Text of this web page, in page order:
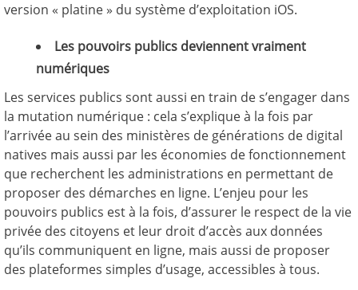
version « platine » du système d’exploitation iOS.
Les pouvoirs publics deviennent vraiment
numériques
Les services publics sont aussi en train de s’engager dans
la mutation numérique : cela s’explique à la fois par
l’arrivée au sein des ministères de générations de digital
natives mais aussi par les économies de fonctionnement
que recherchent les administrations en permettant de
proposer des démarches en ligne. L’enjeu pour les
pouvoirs publics est à la fois, d’assurer le respect de la vie
privée des citoyens et leur droit d’accès aux données
qu’ils communiquent en ligne, mais aussi de proposer
des plateformes simples d’usage, accessibles à tous.